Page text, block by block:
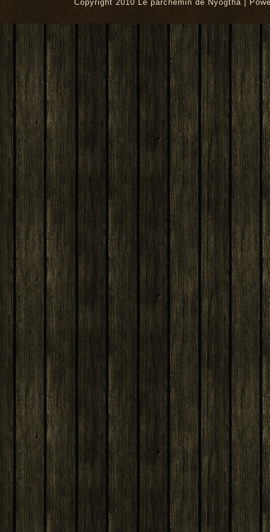
Copyright 2010 Le parchemin de Nyogtha |